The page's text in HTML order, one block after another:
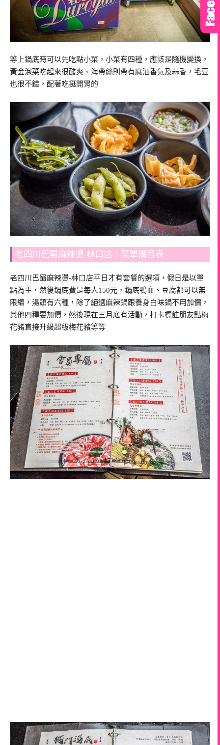
等上鍋底時可以先吃點小菜，小菜有四種，應該是隨機變換，
黃金泡菜吃起來很酸爽、海帶絲則帶有麻油香氣及蒜香，毛豆
也很不錯，配著吃挺開胃的
老四川巴蜀麻辣燙-林口店｜菜單價目表
老四川巴蜀麻辣燙-林口店平日才有套餐的選項，假日是以單
點為主，然後鍋底費是每人150元，鍋底鴨血、豆腐都可以無
限續，湯頭有六種，除了絕選麻辣鍋跟養身白味鍋不用加價，
其他四種要加價，然後現在三月底有活動，打卡標註朋友點梅
花豬直接升級超級梅花豬等等